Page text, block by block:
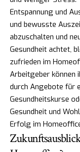
Entspannung und
und bewusste
abzuschalten und
Gesundheit achtet,
zufrieden im
Arbeitgeber können
durch Angebote für
Gesundheitskurse
Gesundheit und
Erfolg im